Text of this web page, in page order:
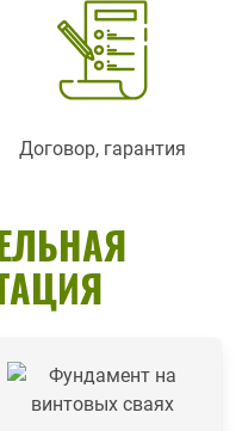
Договор, гарантия